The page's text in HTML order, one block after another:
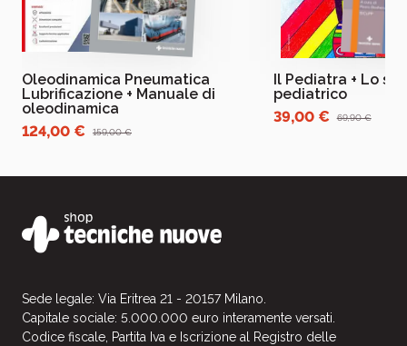
Oleodinamica Pneumatica
Lubrificazione + Manuale di
oleodinamica
124,00 €
159,00 €
Il Pediatra + Lo
pediatrico
39,00 €
69,90 €
Sede legale: Via Eritrea 21 - 20157 Milano.
Capitale sociale: 5.000.000 euro interamente versati.
Codice fiscale, Partita Iva e Iscrizione al Registro delle